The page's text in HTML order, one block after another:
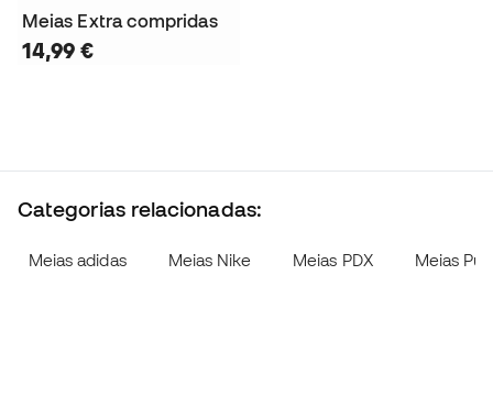
Meias Extra compridas
14,99 €
Categorias relacionadas:
Meias adidas Meias Nike Meias PDX Meias